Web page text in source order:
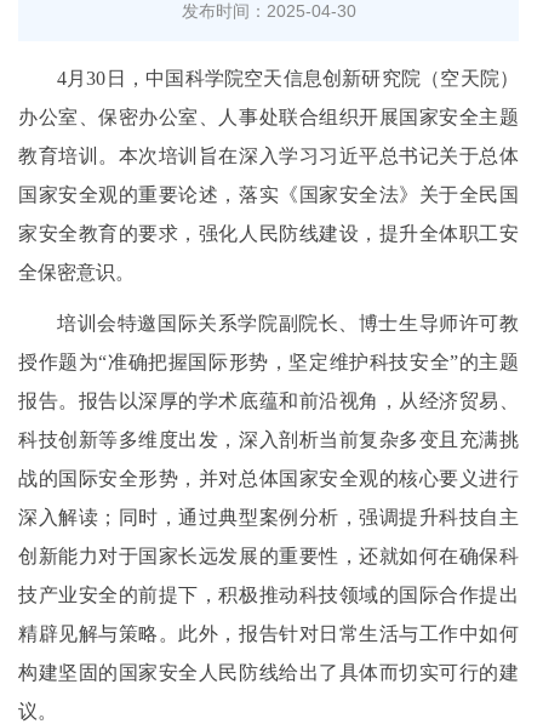
发布时间：2025-04-30
4月30日，中国科学院空天信息创新研究院（空天院）
办公室、保密办公室、人事处联合组织开展国家安全主题
教育培训。本次培训旨在深入学习习近平总书记关于总体
国家安全观的重要论述，落实《国家安全法》关于全民国
家安全教育的要求，强化人民防线建设，提升全体职工安
全保密意识。
培训会特邀国际关系学院副院长、博士生导师许可教
授作题为“准确把握国际形势，坚定维护科技安全”的主题
报告。报告以深厚的学术底蕴和前沿视角，从经济贸易、
科技创新等多维度出发，深入剖析当前复杂多变且充满挑
战的国际安全形势，并对总体国家安全观的核心要义进行
深入解读；同时，通过典型案例分析，强调提升科技自主
创新能力对于国家长远发展的重要性，还就如何在确保科
技产业安全的前提下，积极推动科技领域的国际合作提出
精辟见解与策略。此外，报告针对日常生活与工作中如何
构建坚固的国家安全人民防线给出了具体而切实可行的建
议。